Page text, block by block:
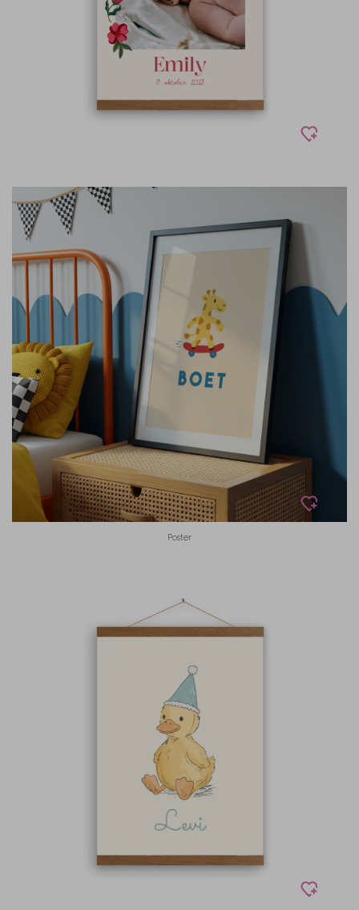
Poster